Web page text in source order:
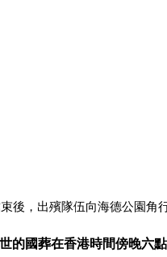
後，出殯隊伍向海德公園角
的國葬在香港時間傍晚六點